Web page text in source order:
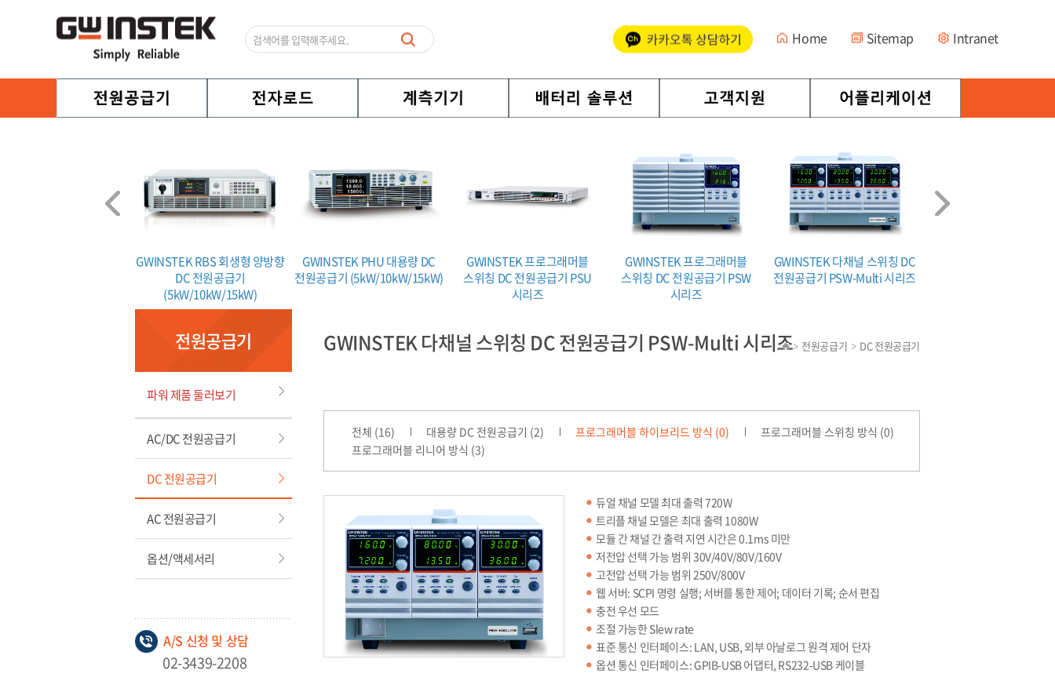
Home Sitemap Intranet
GWINSTEK RBS 회생형 양방향
DC 전원공급기
(5kW/10kW/15kW)
GWINSTEK PHU 대용량 DC
전원공급기 (5kW/10kW/15kW)
GWINSTEK 프로그래머블
스위칭 DC 전원공급기 PSU
시리즈
GWINSTEK 프로그래머블
스위칭 DC 전원공급기 PSW
시리즈
GWINSTEK 다채널 스위칭 DC
전원공급기 PSW-Multi 시리즈
전원공급기
파워 제품 둘러보기
AC/DC 전원공급기
DC 전원공급기
AC 전원공급기
옵션/액세서리
A/S 신청 및 상담
02-3439-2208
> 전원공급기 > DC 전원공급기
GWINSTEK 다채널 스위칭 DC 전원공급기 PSW-Multi 시리즈
전체 (16) 대용량 DC 전원공급기 (2) 프로그래머블 하이브리드 방식 (0)
프로그래머블 스위칭 방식 (0)
프로그래머블 리니어 방식 (3)
듀얼 채널 모델 최대 출력 720W
트리플 채널 모델은 최대 출력 1080W
모듈 간 채널 간 출력 지연 시간은 0.1ms 미만
저전압 선택 가능 범위 30V/40V/80V/160V
고전압 선택 가능 범위 250V/800V
웹 서버: SCPI 명령 실행; 서버를 통한 제어; 데이터 기록; 순서 편집
충전 우선 모드
조절 가능한 Slew rate
표준 통신 인터페이스: LAN, USB, 외부 아날로그 원격 제어 단자
옵션 통신 인터페이스: GPIB-USB 어댑터, RS232-USB 케이블